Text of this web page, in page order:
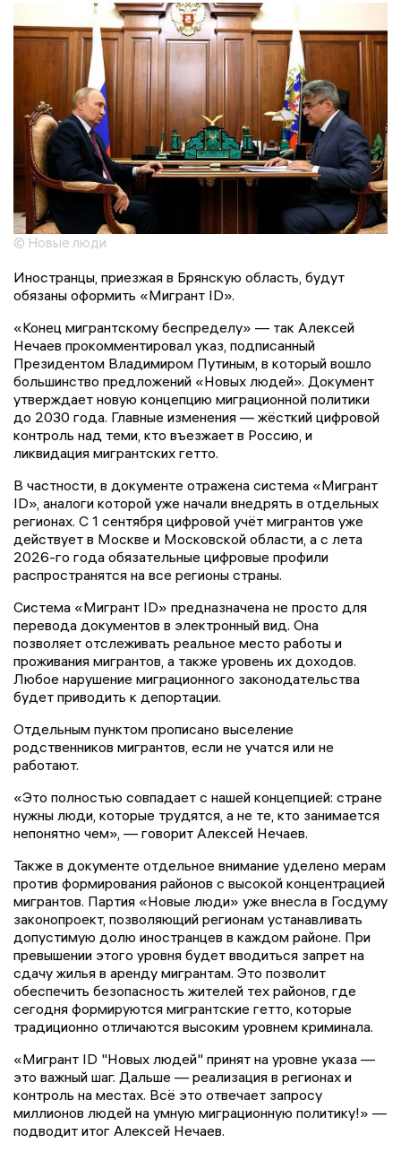
© Новые люди
Иностранцы, приезжая в Брянскую область, будут
обязаны оформить «Мигрант ID».
«Конец мигрантскому беспределу» — так Алексей
Нечаев прокомментировал указ, подписанный
Президентом Владимиром Путиным, в который вошло
большинство предложений «Новых людей». Документ
утверждает новую концепцию миграционной политики
до 2030 года. Главные изменения — жёсткий цифровой
контроль над теми, кто въезжает в Россию, и
ликвидация мигрантских гетто.
В частности, в документе отражена система «Мигрант
ID», аналоги которой уже начали внедрять в отдельных
регионах. С 1 сентября цифровой учёт мигрантов уже
действует в Москве и Московской области, а с лета
2026-го года обязательные цифровые профили
распространятся на все регионы страны.
Система «Мигрант ID» предназначена не просто для
перевода документов в электронный вид. Она
позволяет отслеживать реальное место работы и
проживания мигрантов, а также уровень их доходов.
Любое нарушение миграционного законодательства
будет приводить к депортации.
Отдельным пунктом прописано выселение
родственников мигрантов, если не учатся или не
работают.
«Это полностью совпадает с нашей концепцией: стране
нужны люди, которые трудятся, а не те, кто занимается
непонятно чем», — говорит Алексей Нечаев.
Также в документе отдельное внимание уделено мерам
против формирования районов с высокой концентрацией
мигрантов. Партия «Новые люди» уже внесла в Госдуму
законопроект, позволяющий регионам устанавливать
допустимую долю иностранцев в каждом районе. При
превышении этого уровня будет вводиться запрет на
сдачу жилья в аренду мигрантам. Это позволит
обеспечить безопасность жителей тех районов, где
сегодня формируются мигрантские гетто, которые
традиционно отличаются высоким уровнем криминала.
«Мигрант ID "Новых людей" принят на уровне указа —
это важный шаг. Дальше — реализация в регионах и
контроль на местах. Всё это отвечает запросу
миллионов людей на умную миграционную политику!» —
подводит итог Алексей Нечаев.